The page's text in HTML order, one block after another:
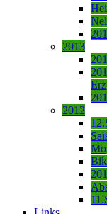
2013
2012